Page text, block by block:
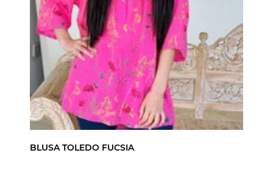
BLUSA TOLEDO FUCSIA